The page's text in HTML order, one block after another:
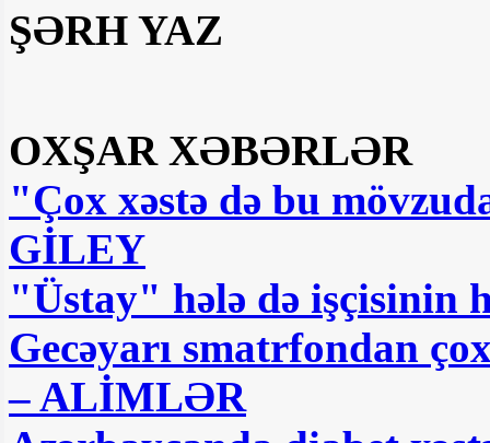
ŞƏRH YAZ
OXŞAR XƏBƏRLƏR
"Çox xəstə də bu
GİLEY
"Üstay" hələ də işçisinin
Gecəyarı smatrfondan
– ALİMLƏR